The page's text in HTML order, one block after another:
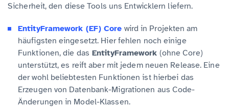
Sicherheit, den diese Tools uns Entwicklern liefern.
EntityFramework (EF) Core wird in Projekten am
häufigsten eingesetzt. Hier fehlen noch einige
Funktionen, die das EntityFramework (ohne Core)
unterstützt, es reift aber mit jedem neuen Release. Eine
der wohl beliebtesten Funktionen ist hierbei das
Erzeugen von Datenbank-Migrationen aus Code-
Änderungen in Model-Klassen.